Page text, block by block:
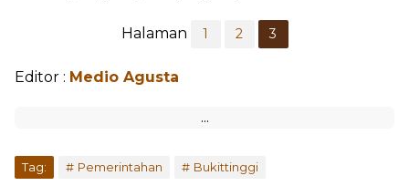
Halaman 1 2 3
Editor : Medio Agusta